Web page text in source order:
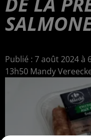
Publié : 7 août 2024 à
13h50 Mandy